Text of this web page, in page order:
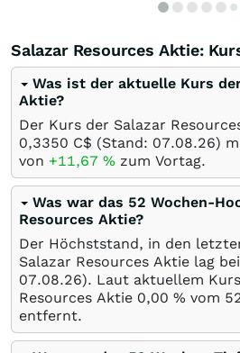
Salazar Resources Aktie:
Was ist der aktuelle Kurs
Aktie?
Der Kurs der Salazar
0,3350 C$ (Stand: 07.08.26)
von +11,67 % zum Vortag.
Was war das 52 Wochen-
Resources Aktie?
Der Höchststand, in den
Salazar Resources Aktie lag
07.08.26). Laut aktuellem
Resources Aktie 0,00 % vom
entfernt.